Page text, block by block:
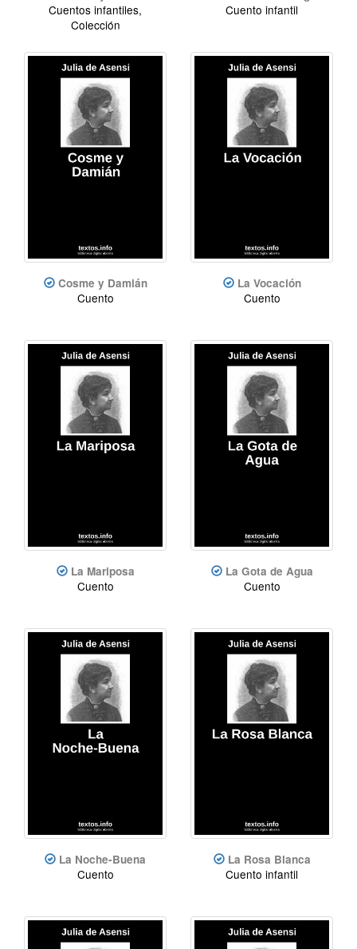
Cuentos infantiles,
Colección
Cuento infantil
Cosme y Damián
Cuento
La Vocación
Cuento
La Mariposa
Cuento
La Gota de Agua
Cuento
La Noche-Buena
Cuento
La Rosa Blanca
Cuento infantil